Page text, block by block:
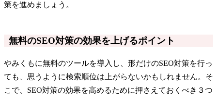
策を進めましょう。
無料のSEO対策の効果を上げるポイント
やみくもに無料のツールを導入し、形だけのSEO対策を行っ
ても、思うように検索順位は上がらないかもしれません。そ
こで、SEO対策の効果を高めるために押さえておくべき３つ